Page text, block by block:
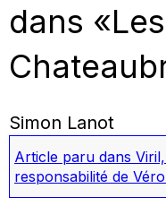
dans
Simon Lanot
Article paru dans
responsabilité de